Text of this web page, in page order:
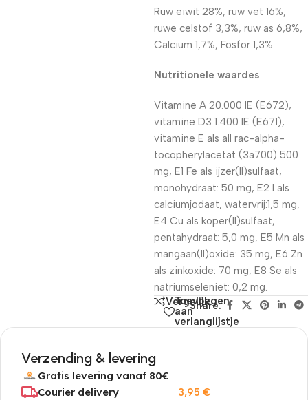
Ruw eiwit 28%, ruw vet 16%,
ruwe celstof 3,3%, ruw as 6,8%,
Calcium 1,7%, Fosfor 1,3%
Nutritionele waardes
Vitamine A 20.000 IE (E672),
vitamine D3 1.400 IE (E671),
vitamine E als all rac-alpha-
tocopherylacetat (3a700) 500
mg, E1 Fe als ijzer(II)sulfaat,
monohydraat: 50 mg, E2 I als
calciumjodaat, watervrij:1,5 mg,
E4 Cu als koper(II)sulfaat,
pentahydraat: 5,0 mg, E5 Mn als
mangaan(II)oxide: 35 mg, E6 Zn
als zinkoxide: 70 mg, E8 Se als
natriumseleniet: 0,2 mg.
Vergelijk
Toevoegen
aan
verlanglijstje
Share:
Verzending & levering
Gratis levering vanaf 80€
Courier delivery
3,95 €